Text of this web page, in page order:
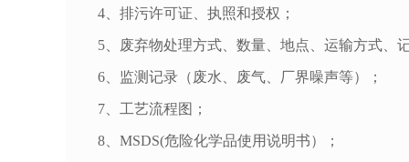
4、排污许可证、执照和授权；
5、废弃物处理方式、数量、地点、运输方式、
6、监测记录（废水、废气、厂界噪声等）；
7、工艺流程图；
8、MSDS(危险化学品使用说明书）；